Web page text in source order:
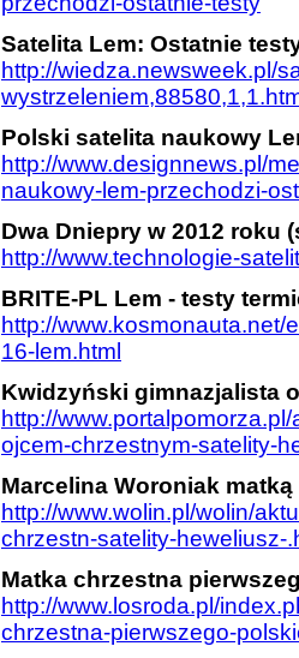
Satelita Lem: Ostatnie
http://wiedza.newsweek.pl/
Polski satelita naukowy
http://www.designnews.pl/
naukowy-lem-przechodzi-
Dwa Dniepry w 2012 roku
http://www.technologie-
BRITE-PL Lem - testy
http://
16-lem.html
Kwidzyński gimnazjalista
http://
ojcem-chrzestnym-satelity-
Marcelina Woroniak
http://www.wolin.pl/wolin/
chrzestn-satelity-heweliusz-
Matka chrzestna
http://www.losroda.pl/
chrzestna-pierwszego-